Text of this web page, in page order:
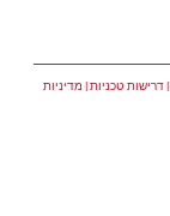
דרישות טכניות
מדיניות